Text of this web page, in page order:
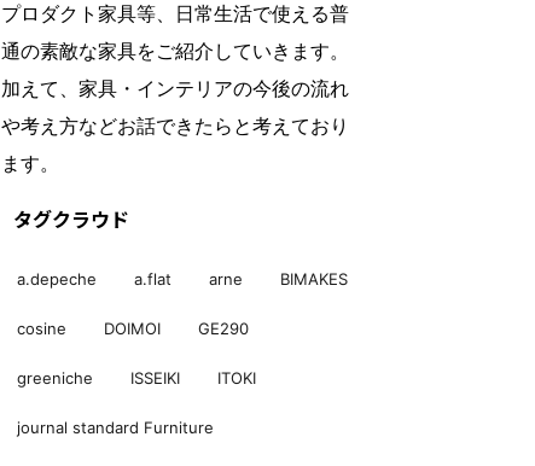
プロダクト家具等、日常生活で使える普
通の素敵な家具をご紹介していきます。
加えて、家具・インテリアの今後の流れ
や考え方などお話できたらと考えており
ます。
タグクラウド
a.depeche a.flat arne BIMAKES
cosine DOIMOI GE290
greeniche ISSEIKI ITOKI
journal standard Furniture